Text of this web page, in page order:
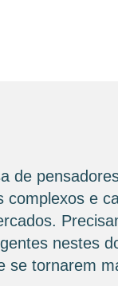
de
e
nestes
se tornarem